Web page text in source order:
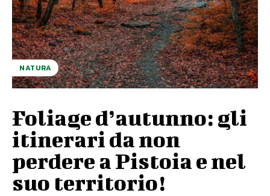
NATURA
Foliage d’autunno: gli
itinerari da non
perdere a Pistoia e nel
suo territorio!